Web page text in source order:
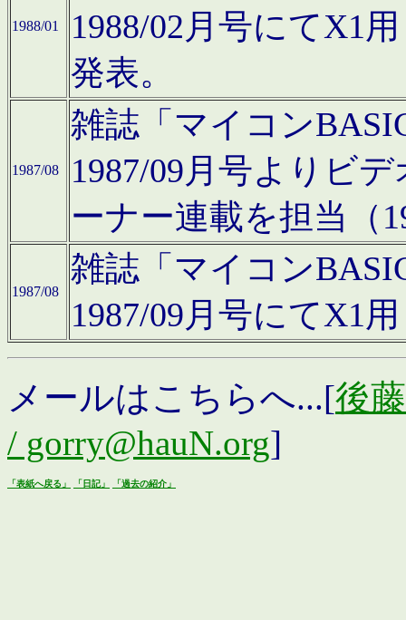
1988/01
1988/02月号にてX1
発表。
1987/08
雑誌「マイコン
1987/09月号よりビ
ーナー連載を担当（
1987/08
雑誌「マイコン
1987/09月号にてX1
メールはこちらへ...[後
/ gorry@hauN.org]
「表紙へ戻る」 「日記」 「過去の紹介」